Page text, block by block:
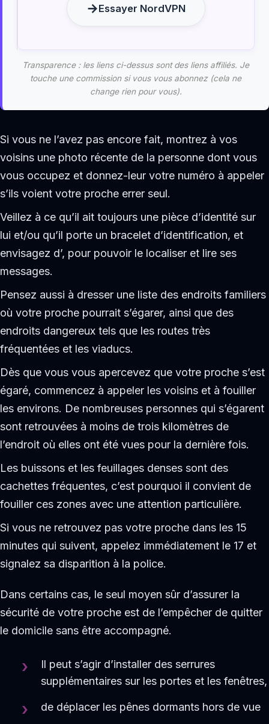
Essayer NordVPN
Transparence : les liens ci-dessus sont des liens affiliés. Je
touche une commission si vous vous abonnez (cela ne
change rien pour vous).
Si vous ne l’avez pas encore fait, montrez à vos
voisins une photo récente de la personne dont vous
vous occupez et donnez-leur votre numéro à appeler
s’ils voient votre proche errer seul.
Veillez à ce qu’il ait toujours une pièce d’identité sur
lui et/ou qu’il porte un bracelet d’identification, et
envisagez d’, pour pouvoir le localiser et lire ses
messages.
Pensez aussi à dresser une liste des endroits familiers
où votre proche pourrait s’égarer, ainsi que des
endroits dangereux tels que les routes très
fréquentées et les viaducs.
Dès que vous vous apercevez que votre proche s’est
égaré, commencez à appeler les voisins et à fouiller
les environs. De nombreuses personnes qui s’égarent
sont retrouvées à moins de trois kilomètres de
l’endroit où elles ont été vues pour la dernière fois.
Les buissons et les feuillages denses sont des
cachettes fréquentes, c’est pourquoi il convient de
fouiller ces zones avec une attention particulière.
Si vous ne retrouvez pas votre proche dans les 15
minutes qui suivent, appelez immédiatement le 17 et
signalez sa disparition à la police.
Dans certains cas, le seul moyen sûr d’assurer la
sécurité de votre proche est de l’empêcher de quitter
le domicile sans être accompagné.
Il peut s’agir d’installer des serrures
supplémentaires sur les portes et les fenêtres,
de déplacer les pênes dormants hors de vue